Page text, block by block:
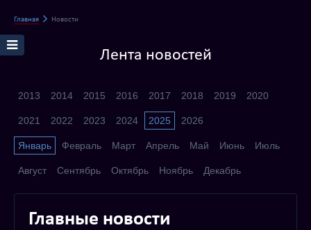
Главная Новости
Лента новостей
2013 2014 2015 2016 2017 2018 2019 2020
2021 2022 2023 2024 2025 2026
Январь Февраль Март Апрель Май Июнь Июль
Август Сентябрь Октябрь Ноябрь Декабрь
Главные новости